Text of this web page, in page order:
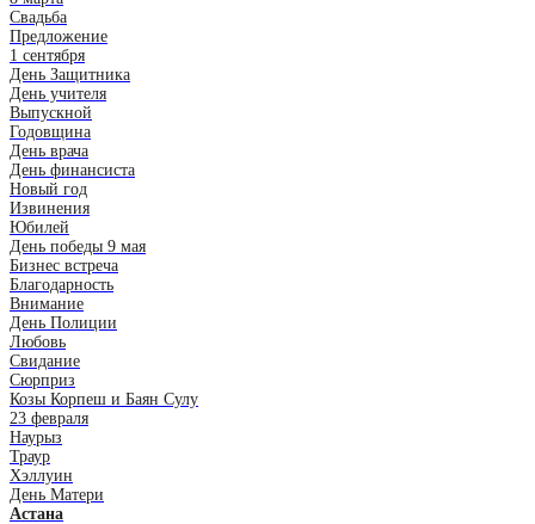
Свадьба
Предложение
1 сентября
День Защитника
День учителя
Выпускной
Годовщина
День врача
День финансиста
Новый год
Извинения
Юбилей
День победы 9 мая
Бизнес встреча
Благодарность
Внимание
День Полиции
Любовь
Свидание
Сюрприз
Козы Корпеш и Баян Сулу
23 февраля
Наурыз
Траур
Хэллуин
День Матери
Астана